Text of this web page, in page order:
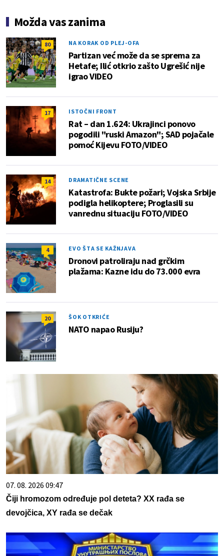
Možda vas zanima
80 NA KORAK OD PLEJ-OFA
Partizan već može da se sprema za
Hetafe; Ilić otkrio zašto Ugrešić nije
igrao VIDEO
17 ISTOČNI FRONT
Rat – dan 1.624: Ukrajinci ponovo
pogodili "ruski Amazon"; SAD pojačale
pomoć Kijevu FOTO/VIDEO
14 DRAMATIČNE SCENE
Katastrofa: Bukte požari; Vojska Srbije
podigla helikoptere; Proglasili su
vanrednu situaciju FOTO/VIDEO
4 EVO ŠTA SE KAŽNJAVA
Dronovi patroliraju nad grčkim
plažama: Kazne idu do 73.000 evra
20 ŠOK OTKRIĆE
NATO napao Rusiju?
07. 08. 2026 09:47
Čiji hromozom određuje pol deteta? XX rađa se
devojčica, XY rađa se dečak